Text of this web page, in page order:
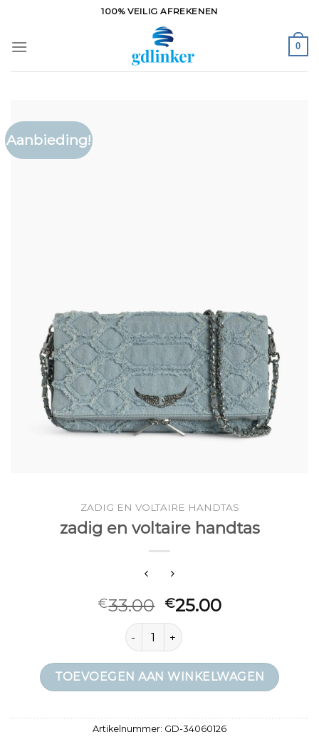
inhoud
100% VEILIG AFREKENEN
0
Aanbieding!
ZADIG EN VOLTAIRE HANDTAS
zadig en voltaire handtas
€33.00 €25.00
zadig en voltaire handtas aantal
TOEVOEGEN AAN WINKELWAGEN
Artikelnummer: GD-34060126